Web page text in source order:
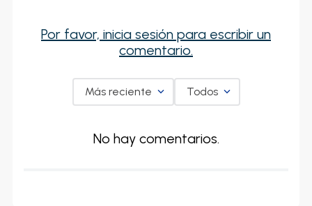
Por favor, inicia sesión para escribir un
comentario.
Más reciente Todos
No hay comentarios.